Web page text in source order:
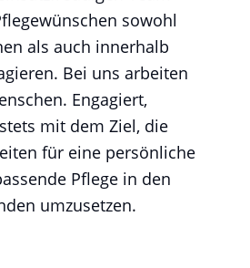
sowohl
als auch innerhalb
Bei uns arbeiten
Engagiert,
mit dem Ziel, die
für eine persönliche
Pflege in den
umzusetzen.